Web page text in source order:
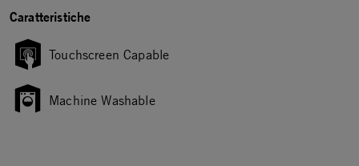
Caratteristiche
Touchscreen Capable
Machine Washable